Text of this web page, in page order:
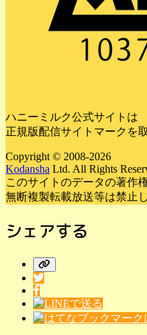
ハニーミルク公式サイトは
正規版配信サイトマークを
Copyright © 2008-2026
Kodansha Ltd. All Rights
このサイトのデータの著作
無断複製転載放送等は禁止し
シェアする